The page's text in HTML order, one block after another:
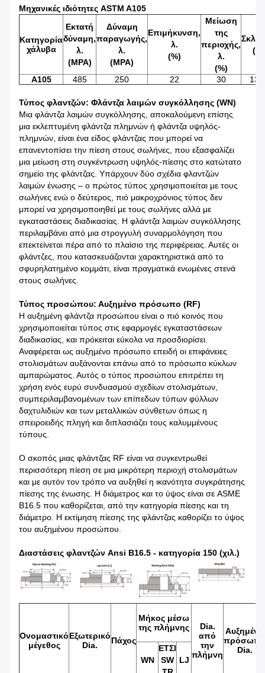
Μηχανικές ιδιότητες ASTM A105
Κατηγορία
χάλυβα
Εκτατή
δύναμη,
λ.
(MPA)
Δύναμη
παραγωγής,
λ.
(MPA)
Επιμήκυνση,
λ.
(%)
Μείωση
της
περιοχής,
λ.
(%)
A105 485 250 22 30
Τύπος φλαντζών: Φλάντζα λαιμών συγκόλλησης (WN)
Μια φλάντζα λαιμών συγκόλλησης, αποκαλούμενη επίσης
μια εκλεπτυμένη φλάντζα πλημνών ή φλάντζα υψηλός-
πλημνών, είναι ένα είδος φλάντζας που μπορεί να
επανεντοπίσει την πίεση στους σωλήνες, που εξασφαλίζει
μια μείωση στη συγκέντρωση υψηλός-πίεσης στο κατώτατο
σημείο της φλάντζας. Υπάρχουν δύο σχέδια φλαντζών
λαιμών ένωσης – ο πρώτος τύπος χρησιμοποιείται με τους
σωλήνες ενώ ο δεύτερος, πιό μακροχρόνιος τύπος δεν
μπορεί να χρησιμοποιηθεί με τους σωλήνες αλλά με
εγκαταστάσεις διαδικασίας. Η φλάντζα λαιμών συγκόλλησης
περιλαμβάνει από μια στρογγυλή συναρμολόγηση που
επεκτείνεται πέρα από το πλαίσιο της περιφέρειας. Αυτές οι
φλάντζες, που κατασκευάζονται χαρακτηριστικά από το
σφυρηλατημένο κομμάτι, είναι πραγματικά ενωμένες στενά
στους σωλήνες.
Τύπος προσώπου: Αυξημένο πρόσωπο (RF)
Η αυξημένη φλάντζα προσώπου είναι ο πιό κοινός που
χρησιμοποιείται τύπος στις εφαρμογές εγκαταστάσεων
διαδικασίας, και πρόκειται εύκολα να προσδιορίσει.
Αναφέρεται ως αυξημένο πρόσωπο επειδή οι επιφάνειες
στολισμάτων αυξάνονται επάνω από το πρόσωπο κύκλων
αμπαρώματος. Αυτός ο τύπος προσώπου επιτρέπει τη
χρήση ενός ευρύ συνδυασμού σχεδίων στολισμάτων,
συμπεριλαμβανομένων των επίπεδων τύπων φύλλων
δαχτυλιδιών και των μεταλλικών σύνθετων όπως η
σπειροειδής πληγή και διπλασιάζει τους καλυμμένους
τύπους.
Ο σκοπός μιας φλάντζας RF είναι να συγκεντρωθεί
περισσότερη πίεση σε μια μικρότερη περιοχή στολισμάτων
και με αυτόν τον τρόπο να αυξηθεί η ικανότητα συγκράτησης
πίεσης της ένωσης. Η διάμετρος και το ύψος είναι σε ASME
B16.5 που καθορίζεται, από την κατηγορία πίεσης και τη
διάμετρο. Η εκτίμηση πίεσης της φλάντζας καθορίζει το ύψος
του αυξημένου προσώπου.
Διαστάσεις φλαντζών Ansi B16.5 - κατηγορία 150 (χιλ.)
Ονομαστικό
μέγεθος
Εξωτερικό
Dia.
Πάχος
Μήκος μέσω
της πλήμνης
Dia.
από
την
πλήμνη
Αυξημένο
πρόσωπο
Dia.
WN
ΕΤΣΙ
SW
LJ